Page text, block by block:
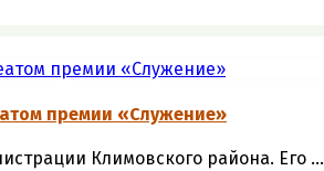
премии «Служение»
Климовского района. Его ...